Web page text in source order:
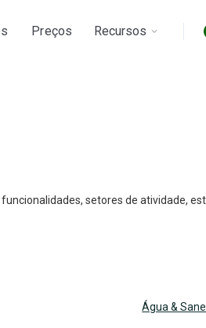
Preços Recursos
setores de atividade,
Água &